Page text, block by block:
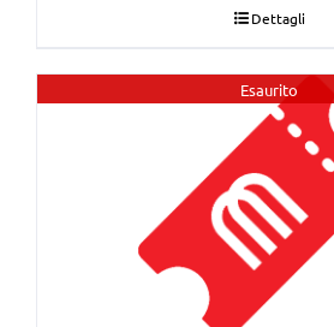
Dettagli
Esaurito